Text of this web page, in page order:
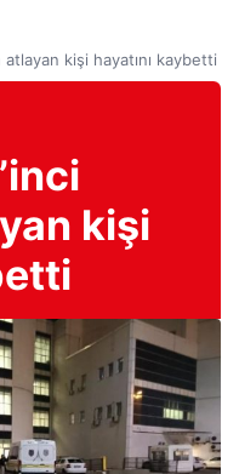
atlayan kişi hayatını kaybetti
kişi